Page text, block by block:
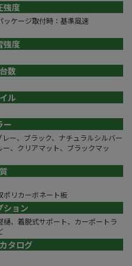
強度
ケージ取付時：基準風速
強度
数
ル
ー
ー、ブラック、ナチュラルシルバー
、クリアマット、ブラックマッ
ポリカーボネート板
ション
、着脱式サポート、カーポートラ
タログ